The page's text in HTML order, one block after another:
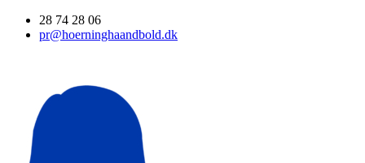
28 74 28 06
pr@hoerninghaandbold.dk